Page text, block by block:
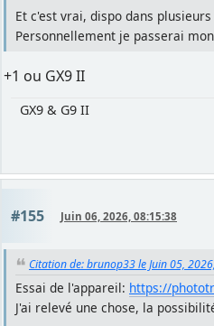
Et c'est vrai, dispo dans
Personnellement je passerai
+1 ou GX9 II
GX9 & G9 II
#155 Juin 06, 2026, 08:15:38
Citation de: brunop33 le Juin 05,
Essai de l'appareil: https://
J'ai relevé une chose, la